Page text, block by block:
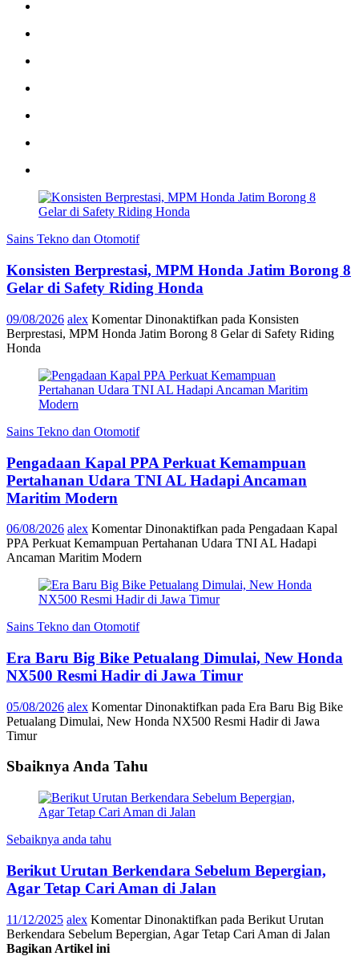
Sains Tekno dan Otomotif
Konsisten Berprestasi, MPM Honda Jatim Borong 8
Gelar di Safety Riding Honda
09/08/2026 alex Komentar Dinonaktifkan pada Konsisten
Berprestasi, MPM Honda Jatim Borong 8 Gelar di Safety Riding
Honda
Sains Tekno dan Otomotif
Pengadaan Kapal PPA Perkuat Kemampuan
Pertahanan Udara TNI AL Hadapi Ancaman
Maritim Modern
06/08/2026 alex Komentar Dinonaktifkan pada Pengadaan Kapal
PPA Perkuat Kemampuan Pertahanan Udara TNI AL Hadapi
Ancaman Maritim Modern
Sains Tekno dan Otomotif
Era Baru Big Bike Petualang Dimulai, New Honda
NX500 Resmi Hadir di Jawa Timur
05/08/2026 alex Komentar Dinonaktifkan pada Era Baru Big Bike
Petualang Dimulai, New Honda NX500 Resmi Hadir di Jawa
Timur
Sbaiknya Anda Tahu
Sebaiknya anda tahu
Berikut Urutan Berkendara Sebelum Bepergian,
Agar Tetap Cari Aman di Jalan
11/12/2025 alex Komentar Dinonaktifkan pada Berikut Urutan
Berkendara Sebelum Bepergian, Agar Tetap Cari Aman di Jalan
Bagikan Artikel ini